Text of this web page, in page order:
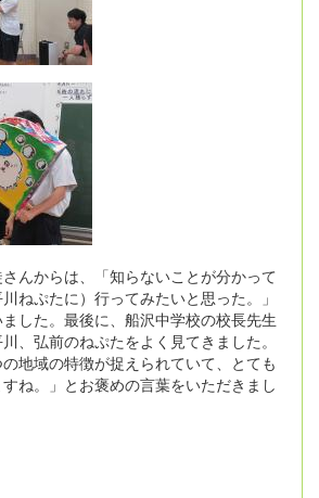
んからは、「知らないことが分かって
ねぷたに）行ってみたいと思った。」
した。最後に、船沢中学校の校長先生
、弘前のねぷたをよく見てきました。
地域の特徴が捉えられていて、とても
ね。」とお褒めの言葉をいただきまし